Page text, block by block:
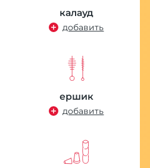
калауд
добавить
ершик
добавить